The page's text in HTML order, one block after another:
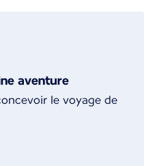
aventure
le voyage de